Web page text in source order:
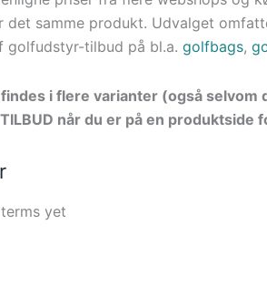
det samme produkt. Udvalget
golfudstyr-tilbud på bl.a. golfbags,
i flere varianter (også
når du er på en
yet